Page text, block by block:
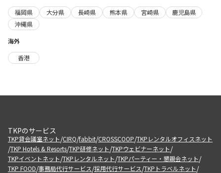
福岡県
大分県 長崎県 熊本県 宮崎県
鹿児島県
沖縄県
海外
香港
TKPのサービス
TKP貸会議室ネット/CIRQ/fabbit/CROSSCOOP/TKPレンタルオフィスネット
/TKP Hotels & Resorts/TKP研修ネット/TKPウェビナーネット/
TKPイベントネット/TKPレンタルネット/TKPパーティー・懇親会ネット/
TKP FOOD/事務局代行サービス/採用代行サービス/TKPトラベルネット/